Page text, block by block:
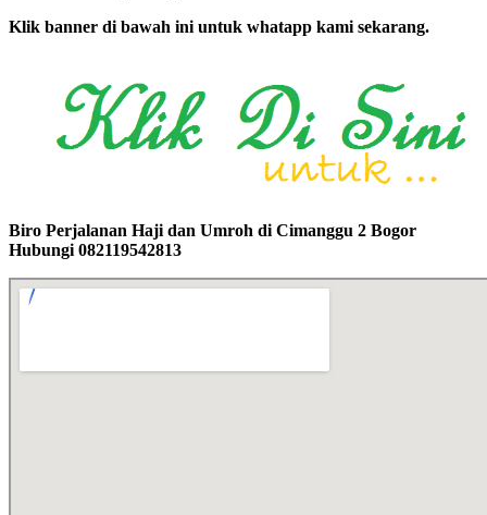
Klik banner di bawah ini untuk whatapp kami sekarang.
Biro Perjalanan Haji dan Umroh di Cimanggu 2 Bogor
Hubungi 082119542813